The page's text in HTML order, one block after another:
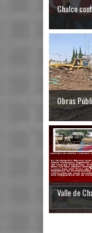
Chalco
Obras
Valle de